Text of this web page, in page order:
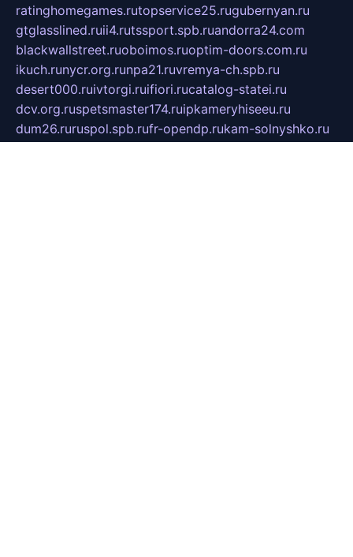
ratinghomegames.rutopservice25.rugubernyan.ru
gtglasslined.ruii4.rutssport.spb.ruandorra24.com
blackwallstreet.ruoboimos.ruoptim-doors.com.ru
ikuch.runycr.org.runpa21.ruvremya-ch.spb.ru
desert000.ruivtorgi.ruifiori.rucatalog-statei.ru
dcv.org.ruspetsmaster174.ruipkameryhiseeu.ru
dum26.ruruspol.spb.rufr-opendp.rukam-solnyshko.ru